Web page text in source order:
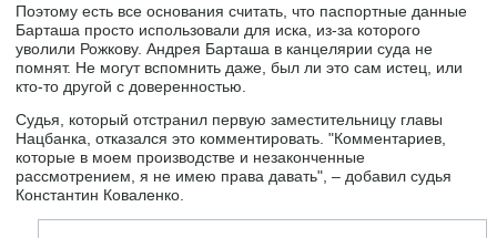
Поэтому есть все основания считать, что паспортные данные
Барташа просто использовали для иска, из-за которого
уволили Рожкову. Андрея Барташа в канцелярии суда не
помнят. Не могут вспомнить даже, был ли это сам истец, или
кто-то другой с доверенностью.
Судья, который отстранил первую заместительницу главы
Нацбанка, отказался это комментировать. "Комментариев,
которые в моем производстве и незаконченные
рассмотрением, я не имею права давать", – добавил судья
Константин Коваленко.